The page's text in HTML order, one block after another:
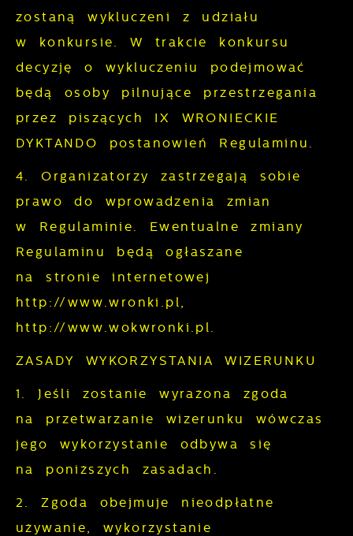
zostaną wykluczeni z udziału
w konkursie. W trakcie konkursu
decyzję o wykluczeniu podejmować
będą osoby pilnujące przestrzegania
przez piszących IX WRONIECKIE
DYKTANDO postanowień Regulaminu.
4. Organizatorzy zastrzegają sobie
prawo do wprowadzenia zmian
w Regulaminie. Ewentualne zmiany
Regulaminu będą ogłaszane
na stronie internetowej
http://www.wronki.pl, ​
http://www.wokwronki.pl​.
ZASADY WYKORZYSTANIA WIZERUNKU
1. Jeśli zostanie wyrażona zgoda
na przetwarzanie wizerunku wówczas
jego wykorzystanie odbywa się
na poniższych zasadach.
2. Zgoda obejmuje nieodpłatne
używanie, wykorzystanie